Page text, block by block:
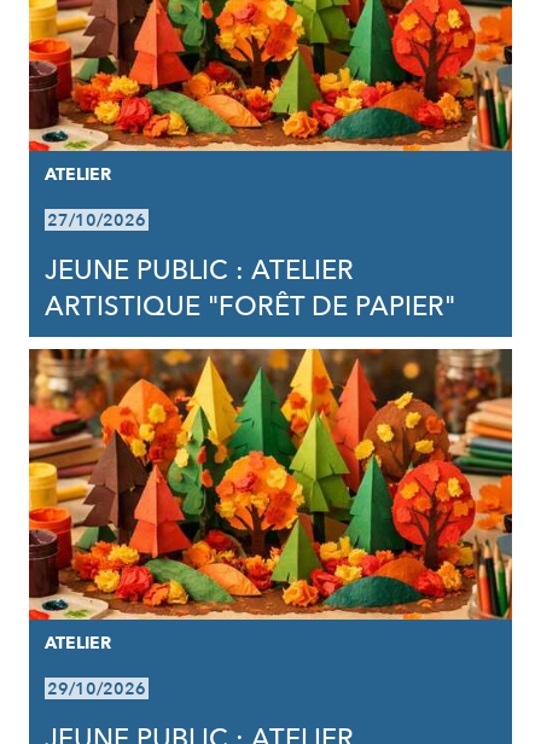
ATELIER
27/10/2026
JEUNE PUBLIC : ATELIER
ARTISTIQUE "FORÊT DE PAPIER"
ATELIER
29/10/2026